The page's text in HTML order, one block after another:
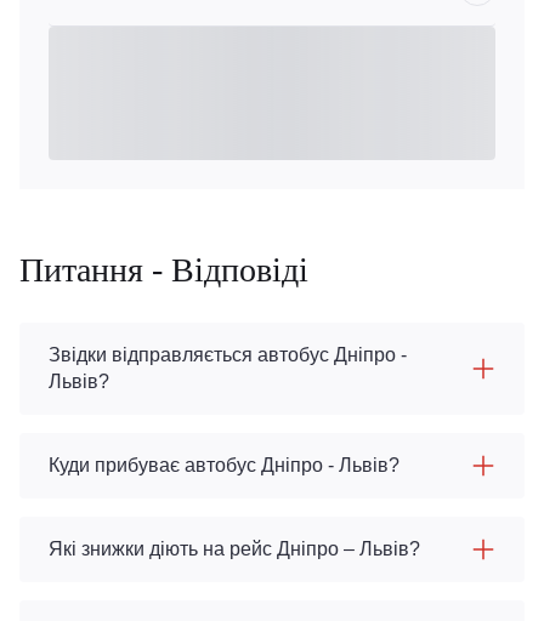
Питання - Відповіді
Звідки відправляється автобус Дніпро -
Львів?
Куди прибуває автобус Дніпро - Львів?
Які знижки діють на рейс Дніпро – Львів?